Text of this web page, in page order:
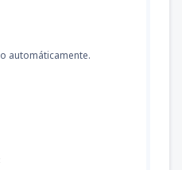
automáticamente.